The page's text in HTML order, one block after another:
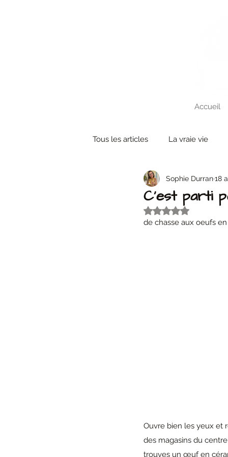
Accueil
Tous les articles La vraie vie
Create'ober Evenements
C'est parti
Sophie Durran18
Noté NaN étoiles
de chasse aux oeufs
Ouvre bien les yeux et
des magasins du
trouves un œuf en